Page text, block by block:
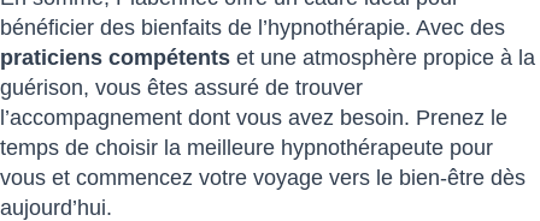
bénéficier des bienfaits de l’hypnothérapie. Avec des
praticiens compétents et une atmosphère propice à la
guérison, vous êtes assuré de trouver
l’accompagnement dont vous avez besoin. Prenez le
temps de choisir la meilleure hypnothérapeute pour
vous et commencez votre voyage vers le bien-être dès
aujourd’hui.